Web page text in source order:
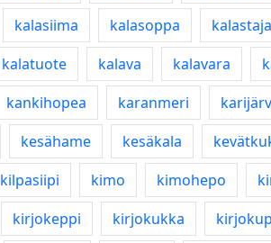
kalasiima kalasoppa kalastaja
kalatuote kalava kalavara
kankihopea karanmeri
kesähame kesäkala
kilpasiipi kimo kimohepo
kirjokeppi kirjokukka